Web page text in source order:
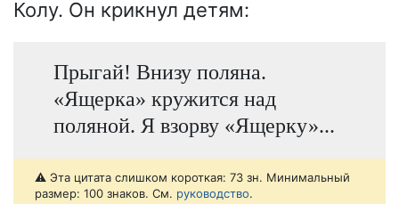
Колу. Он крикнул детям:
Прыгай! Внизу поляна.
«Ящерка» кружится над
поляной. Я взорву «Ящерку»...
⚠️ Эта цитата слишком короткая: 73 зн. Минимальный
размер: 100 знаков. См. руководство.